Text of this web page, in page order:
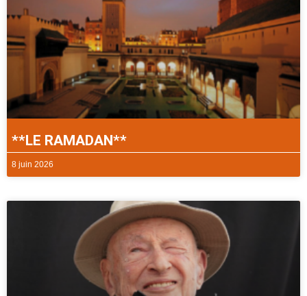
**LE RAMADAN**
8 juin 2026